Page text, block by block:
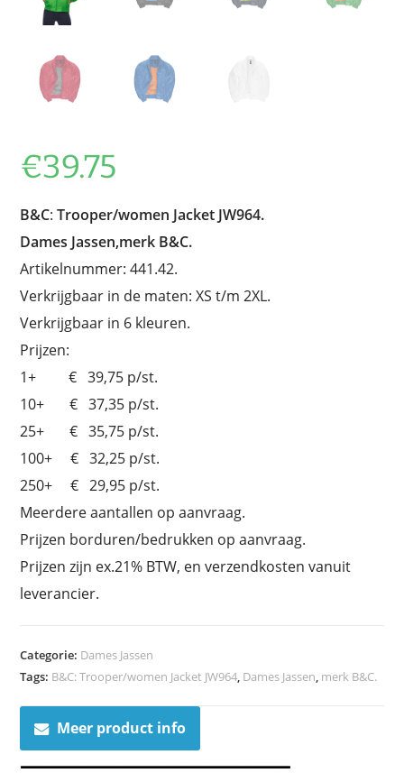
€39.75
B&C:Trooper/women Jacket JW964.
Dames Jassen,merk B&C.
Artikelnummer: 441.42.
Verkrijgbaar in de maten: XS t/m 2XL.
Verkrijgbaar in 6 kleuren.
Prijzen:
1+ € 39,75 p/st.
10+ € 37,35 p/st.
25+ € 35,75 p/st.
100+ € 32,25 p/st.
250+ € 29,95 p/st.
Meerdere aantallen op aanvraag.
Prijzen borduren/bedrukken op aanvraag.
Prijzen zijn ex.21% BTW, en verzendkosten vanuit
leverancier.
Categorie: Dames Jassen
Tags: B&C: Trooper/women Jacket JW964 Dames Jassen merk B&C.
Meer product info